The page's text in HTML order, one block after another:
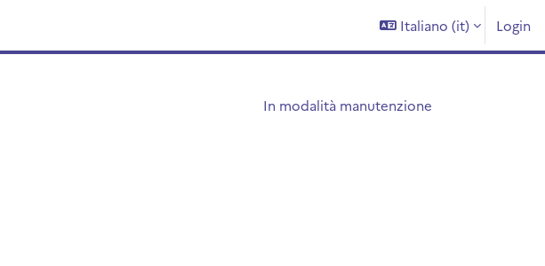
Italiano ‎(it)‎ Login
In modalità manutenzione